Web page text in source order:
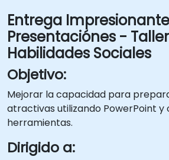
Entrega
Presentaciónes -
Habilidades Sociales
Objetivo:
Mejorar la capacidad para
atractivas utilizando PowerPoint y
herramientas.
Dirigido a: